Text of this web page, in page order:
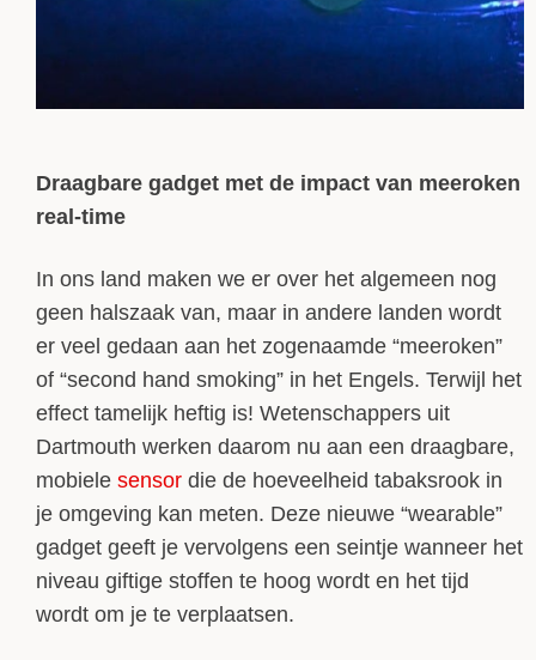
Draagbare gadget met de impact van meeroken
real-time
In ons land maken we er over het algemeen nog
geen halszaak van, maar in andere landen wordt
er veel gedaan aan het zogenaamde “meeroken”
of “second hand smoking” in het Engels. Terwijl het
effect tamelijk heftig is! Wetenschappers uit
Dartmouth werken daarom nu aan een draagbare,
mobiele sensor die de hoeveelheid tabaksrook in
je omgeving kan meten. Deze nieuwe “wearable”
gadget geeft je vervolgens een seintje wanneer het
niveau giftige stoffen te hoog wordt en het tijd
wordt om je te verplaatsen.